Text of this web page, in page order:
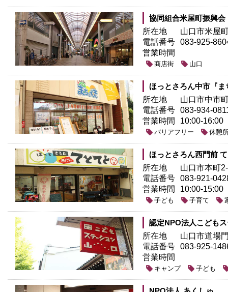
協同組合米屋町振興会
所在地
山口市米屋
電話番号 083-925-
営業時間
商店街 山口
ほっとさろん中市『ま
所在地
山口市中市
電話番号 083-934-
営業時間
10:00-16:00
バリアフリー 休憩
ほっとさろん西門前
所在地
山口市本町
電話番号 083-921-
営業時間
10:00-15:00
子ども 子育て
認定NPO法人こども
所在地
山口市道場
電話番号 083-925-
営業時間
キャンプ 子ども